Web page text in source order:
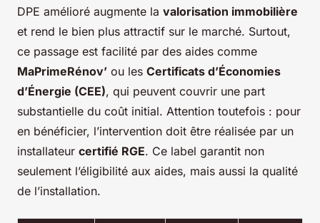
DPE amélioré augmente la valorisation immobilière
et rend le bien plus attractif sur le marché. Surtout,
ce passage est facilité par des aides comme
MaPrimeRénov’ ou les Certificats d’Économies
d’Énergie (CEE), qui peuvent couvrir une part
substantielle du coût initial. Attention toutefois : pour
en bénéficier, l’intervention doit être réalisée par un
installateur certifié RGE. Ce label garantit non
seulement l’éligibilité aux aides, mais aussi la qualité
de l’installation.